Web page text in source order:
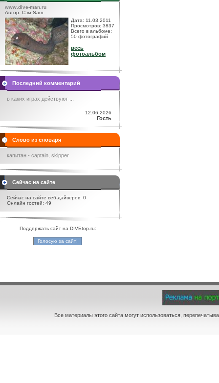
www.dive-man.ru
Автор: Сэм-Sam
Дата: 11.03.2011
Просмотров: 3837
Всего в альбоме:
50 фотографий
весь
фотоальбом
Последний комментарий
в каких играх действуют ...
12.06.2026
Гость
Слово из словаря
капитан - captain, skipper
Сейчас на сайте
Сейчас на сайте веб-дайверов: 0
Онлайн гостей: 49
Поддержать сайт на DIVEtop.ru:
Все материалы этого сайта могут использоваться,